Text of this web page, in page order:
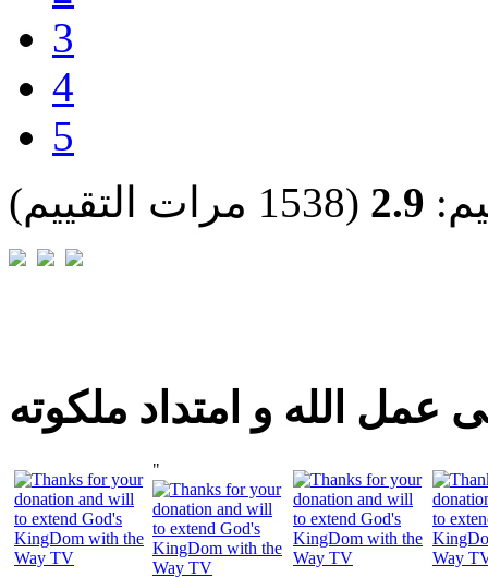
3
4
5
2.9 (1538 مرات التقييم)
عمل الله و امتداد ملكوته
"